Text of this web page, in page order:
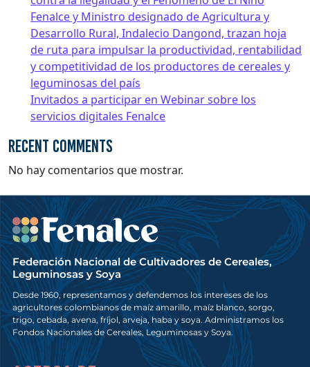
Fenalce y Ministro designado de Agricultura y
Desarrollo Rural, Indalecio Dangond, trazan hoja
de ruta para impulsar la productividad, rentabilidad
y competitividad de los productores de cereales y
leguminosas del país
Invitados a participar en Webinar sobre los
servicios digitales Fenalce
Recent Comments
No hay comentarios que mostrar.
Federación Nacional de Cultivadores de Cereales,
Leguminosas y Soya
Desde 1960, representamos y defendemos los intereses de los
agricultores colombianos de maíz amarillo, maíz blanco, sorgo,
trigo, cebada, avena, fríjol, arveja, haba y soya. Administramos los
Fondos Nacionales de Cereales, Leguminosas y Soya.